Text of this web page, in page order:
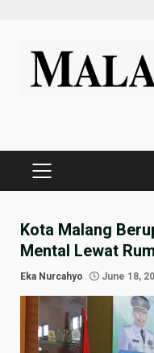
content
PRIMARY
Kota Malang
Mental Lewat
Eka Nurcahyo June 18,